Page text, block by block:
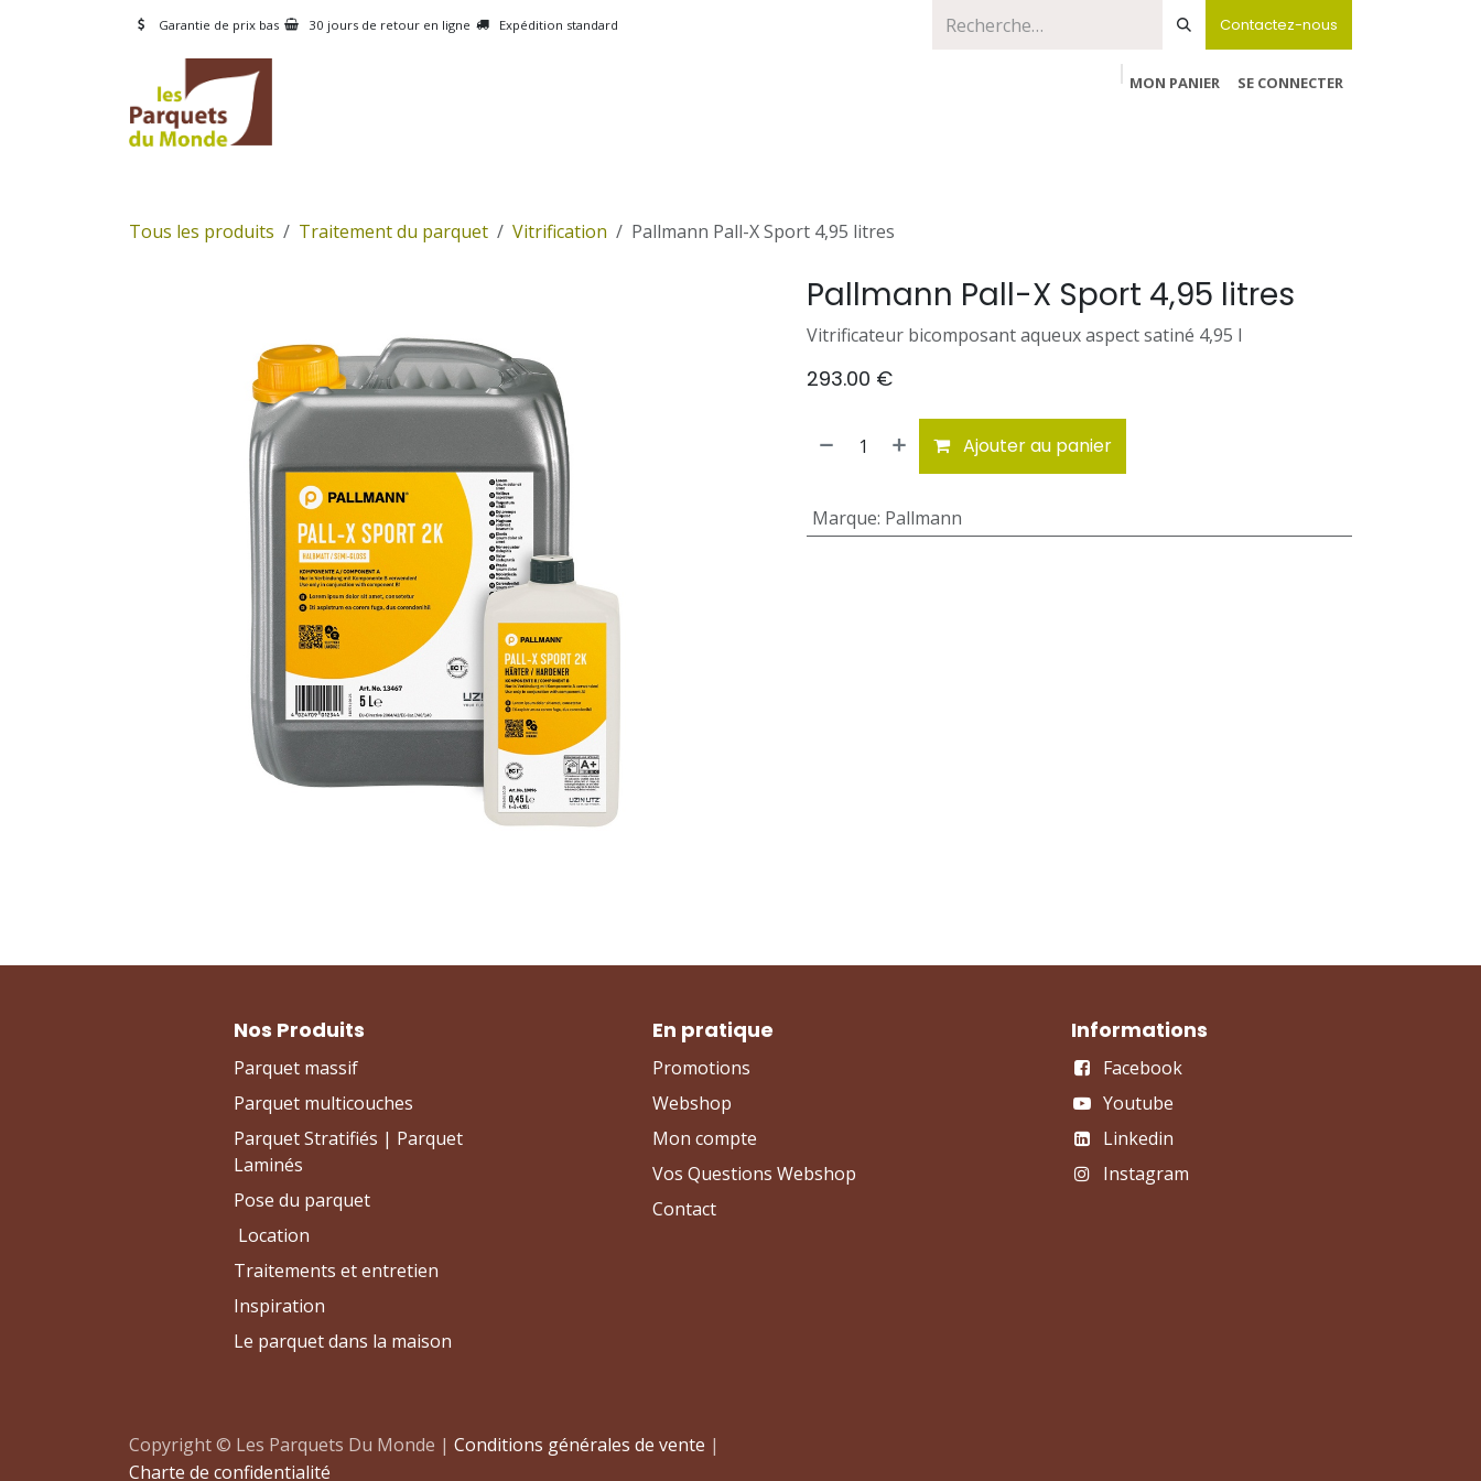
Se rendre au contenu
Garantie de prix bas 30 jours de retour en ligne Expédition standard Contactez-nous
MON PANIER
SE CONNECTER
Tous les produits Traitement du parquet Vitrification Pallmann Pall-X Sport 4,95 litres
Pallmann Pall-X Sport 4,95 litres
Vitrificateur bicomposant aqueux aspect satiné 4,95 l
293.00 €
Ajouter au panier
Marque: Pallmann
Nos Produits
Parquet massif
Parquet multicouches
Parquet Stratifiés | Parquet
Laminés
Pose du parquet
Location
Traitements et entretien
Inspiration
Le parquet dans la maison
En pratique
Promotions
Webshop
Mon compte
Vos Questions Webshop
Contact
Informations
Facebook
Youtube
Linkedin
Instagram
Copyright © Les Parquets Du Monde | Conditions générales de vente |
Charte de confidentialité